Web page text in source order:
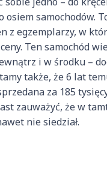
osiem samochodów.
z egzemplarzy, w
Ten samochód
i w środku –
także, że 6 lat
za 185
zauważyć, że w
nie siedział.